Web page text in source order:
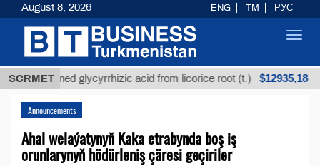
SCRMET
Unrefined glycyrrhizic acid from licorice root (t.) $12935,18
Announcements
Ahal welaýatynyň Kaka etrabynda boş iş
orunlarynyň hödürleniş çäresi geçiriler
August 8, 2026 ENG TM РУС